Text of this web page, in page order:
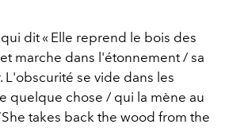
dit « Elle reprend le bois des
marche dans l'étonnement / sa
L'obscurité se vide dans les
quelque chose / qui la mène au
takes back the wood from the